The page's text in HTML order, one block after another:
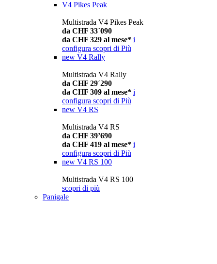
V4 Pikes Peak
Multistrada V4 Pikes Peak
da CHF 33´090
da CHF 329 al mese* i
configura scopri di Più
new V4 Rally
Multistrada V4 Rally
da CHF 29´290
da CHF 309 al mese* i
configura scopri di Più
new V4 RS
Multistrada V4 RS
da CHF 39’690
da CHF 419 al mese* i
configura scopri di Più
new V4 RS 100
Multistrada V4 RS 100
scopri di più
Panigale